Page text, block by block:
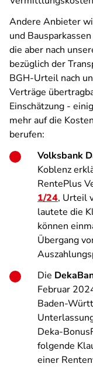
Andere Anbieter
und
die aber nach
bezüglich der
BGH-Urteil nach
Verträge
Einschätzung -
mehr auf die
berufen:
Volksbank
Koblenz
RentePlus
1/24, Urteil
lautete die
können
Übergang
Die
Februar
Baden-
Deka-
folgende
einer